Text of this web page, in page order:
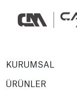
KURUMSAL
ÜRÜNLER